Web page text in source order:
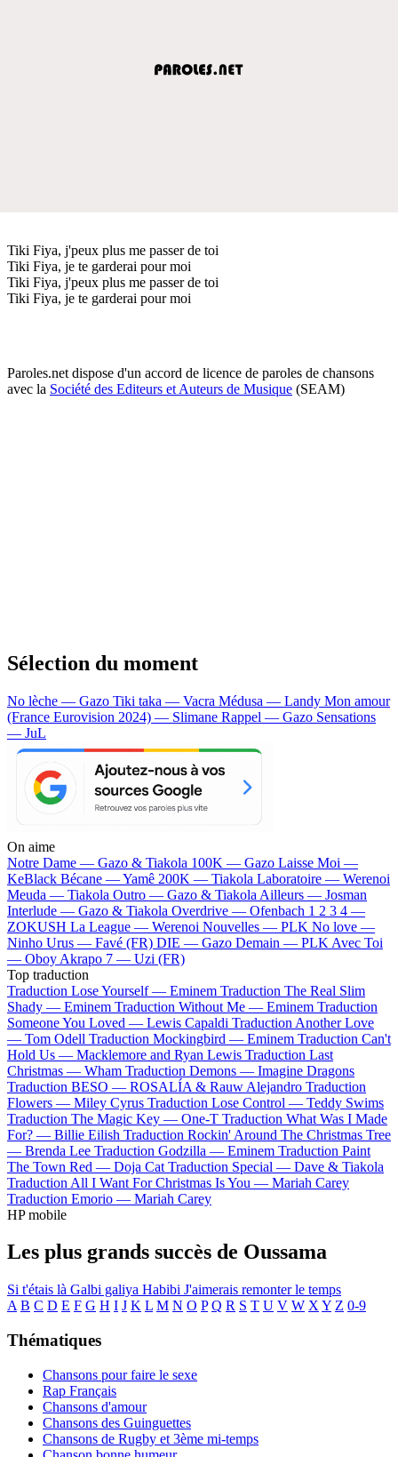
Tiki Fiya, j'peux plus me passer de toi
Tiki Fiya, je te garderai pour moi
Tiki Fiya, j'peux plus me passer de toi
Tiki Fiya, je te garderai pour moi
Paroles.net dispose d'un accord de licence de paroles de chansons
avec la Société des Editeurs et Auteurs de Musique (SEAM)
Sélection du moment
No lèche — Gazo Tiki taka — Vacra Médusa — Landy Mon amour
(France Eurovision 2024) — Slimane Rappel — Gazo Sensations
— JuL
On aime
Notre Dame — Gazo & Tiakola 100K — Gazo Laisse Moi —
KeBlack Bécane —Yamê 200K — Tiakola Laboratoire — Werenoi
Meuda — Tiakola Outro — Gazo & Tiakola Ailleurs — Josman
Interlude — Gazo & Tiakola Overdrive — Ofenbach 1 2 3 4 —
ZOKUSH La League — Werenoi Nouvelles — PLK No love —
Ninho Urus — Favé (FR) DIE — Gazo Demain — PLK Avec Toi
— Oboy Akrapo 7 — Uzi (FR)
Top traduction
Traduction Lose Yourself — Eminem Traduction The Real Slim
Shady — Eminem Traduction Without Me — Eminem Traduction
Someone You Loved — Lewis Capaldi Traduction Another Love
— Tom Odell Traduction Mockingbird — Eminem Traduction Can't
Hold Us — Macklemore and Ryan Lewis Traduction Last
Christmas — Wham Traduction Demons — Imagine Dragons
Traduction BESO — ROSALÍA & Rauw Alejandro Traduction
Flowers — Miley Cyrus Traduction Lose Control — Teddy Swims
Traduction The Magic Key — One-T Traduction What Was I Made
For? — Billie Eilish Traduction Rockin' Around The Christmas Tree
— Brenda Lee Traduction Godzilla — Eminem Traduction Paint
The Town Red — Doja Cat Traduction Special — Dave & Tiakola
Traduction All I Want For Christmas Is You — Mariah Carey
Traduction Emorio — Mariah Carey
HP mobile
Les plus grands succès de Oussama
Si t'étais là Galbi galiya Habibi J'aimerais remonter le temps
A B C D E F G H I J K L M N O P Q R S T U V W X Y Z 0-9
Thématiques
Chansons pour faire le sexe
Rap Français
Chansons d'amour
Chansons des Guinguettes
Chansons de Rugby et 3ème mi-temps